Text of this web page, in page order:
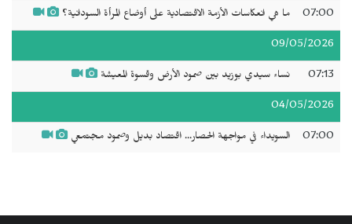
07:00 ما هي انعكاسات الأزمة الاقتصادية على أوضاع المرأة السودانية؟
09/05/2026
07:13 نساء سيدي بوزيد بين صمود الأرض وقسوة المعيشة
04/05/2026
07:00 السويداء في مواجهة الحصار... اقتصاد بديل وصمود مجتمعي